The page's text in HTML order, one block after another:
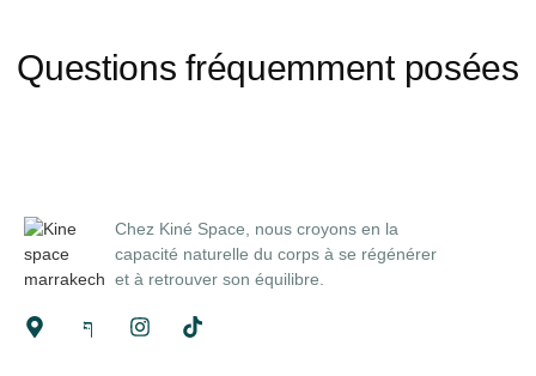
Questions fréquemment posées
Chez Kiné Space, nous croyons en la
capacité naturelle du corps à se régénérer
et à retrouver son équilibre.